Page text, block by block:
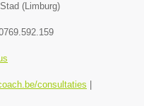
(Limburg)
consultaties